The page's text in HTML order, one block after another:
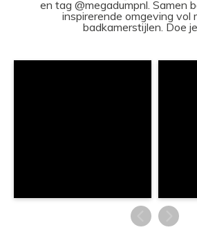
en tag @megadumpnl. Samen
inspirerende omgeving vol
badkamerstijlen. Doe